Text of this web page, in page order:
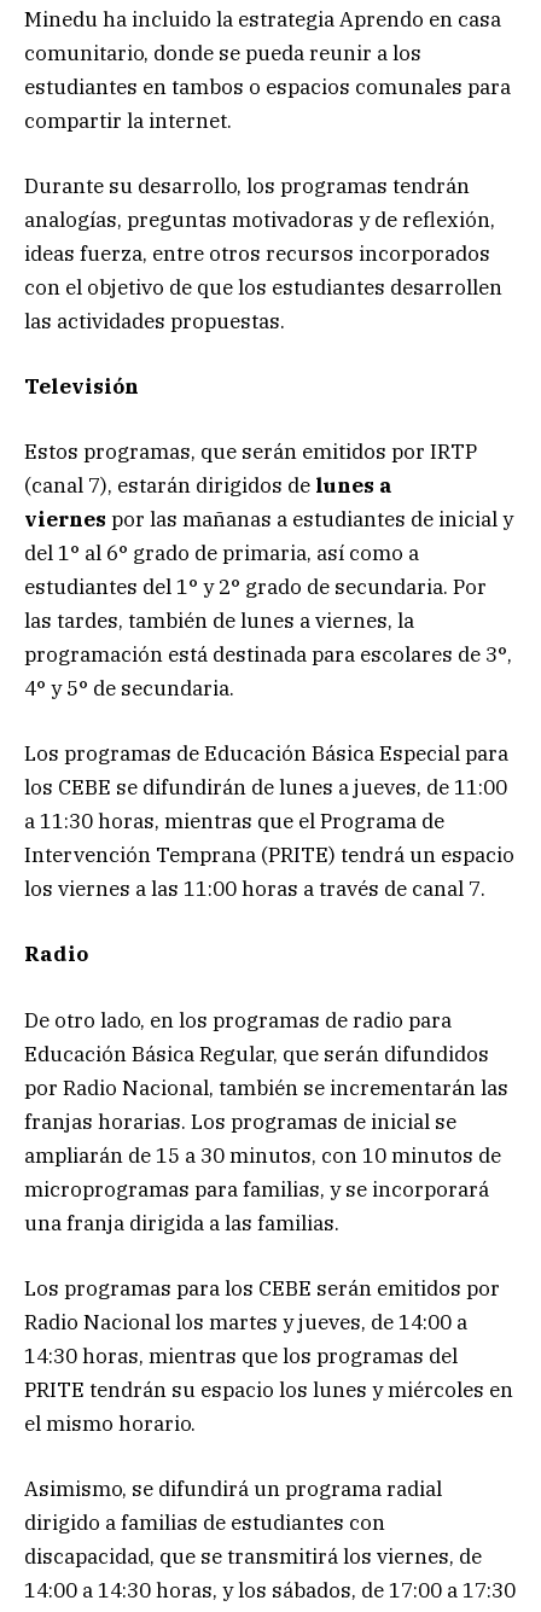
Minedu ha incluido la estrategia Aprendo en casa
comunitario, donde se pueda reunir a los
estudiantes en tambos o espacios comunales para
compartir la internet.
Durante su desarrollo, los programas tendrán
analogías, preguntas motivadoras y de reflexión,
ideas fuerza, entre otros recursos incorporados
con el objetivo de que los estudiantes desarrollen
las actividades propuestas.
Televisión
Estos programas, que serán emitidos por IRTP
(canal 7), estarán dirigidos de lunes a
viernes por las mañanas a estudiantes de inicial y
del 1° al 6° grado de primaria, así como a
estudiantes del 1° y 2° grado de secundaria. Por
las tardes, también de lunes a viernes, la
programación está destinada para escolares de 3°,
4° y 5° de secundaria.
Los programas de Educación Básica Especial para
los CEBE se difundirán de lunes a jueves, de 11:00
a 11:30 horas, mientras que el Programa de
Intervención Temprana (PRITE) tendrá un espacio
los viernes a las 11:00 horas a través de canal 7.
Radio
De otro lado, en los programas de radio para
Educación Básica Regular, que serán difundidos
por Radio Nacional, también se incrementarán las
franjas horarias. Los programas de inicial se
ampliarán de 15 a 30 minutos, con 10 minutos de
microprogramas para familias, y se incorporará
una franja dirigida a las familias.
Los programas para los CEBE serán emitidos por
Radio Nacional los martes y jueves, de 14:00 a
14:30 horas, mientras que los programas del
PRITE tendrán su espacio los lunes y miércoles en
el mismo horario.
Asimismo, se difundirá un programa radial
dirigido a familias de estudiantes con
discapacidad, que se transmitirá los viernes, de
14:00 a 14:30 horas, y los sábados, de 17:00 a 17:30